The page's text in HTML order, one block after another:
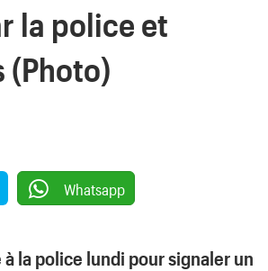
la police et
(Photo)
Whatsapp
la police lundi pour signaler un